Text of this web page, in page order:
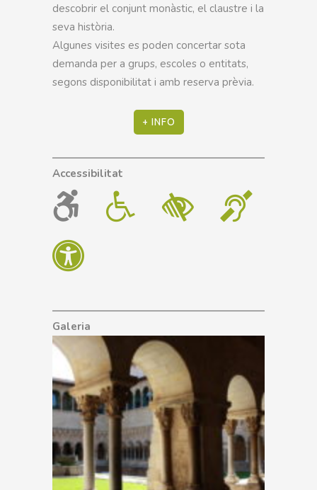
descobrir el conjunt monàstic, el claustre i la
seva història.
Algunes visites es poden concertar sota
demanda per a grups, escoles o entitats,
segons disponibilitat i amb reserva prèvia.
+ INFO
Accessibilitat
Galeria